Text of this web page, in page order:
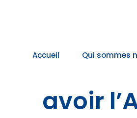
Accueil Qui sommes
avoir